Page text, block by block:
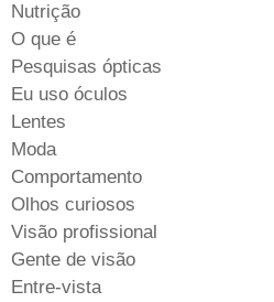
Nutrição
O que é
Pesquisas ópticas
Eu uso óculos
Lentes
Moda
Comportamento
Olhos curiosos
Visão profissional
Gente de visão
Entre-vista